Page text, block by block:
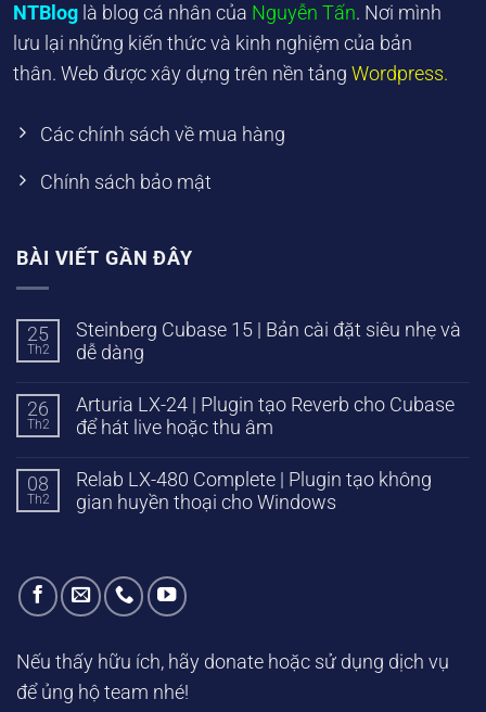
NTBlog là blog cá nhân của Nguyễn Tấn. Nơi mình
lưu lại những kiến thức và kinh nghiệm của bản
thân. Web được xây dựng trên nền tảng Wordpress.
Các chính sách về mua hàng
Chính sách bảo mật
BÀI VIẾT GẦN ĐÂY
25
Th2
Steinberg Cubase 15 | Bản cài đặt siêu nhẹ và
dễ dàng
26
Th2
Arturia LX-24 | Plugin tạo Reverb cho Cubase
để hát live hoặc thu âm
08
Th2
Relab LX-480 Complete | Plugin tạo không
gian huyền thoại cho Windows
Nếu thấy hữu ích, hãy donate hoặc sử dụng dịch vụ
để ủng hộ team nhé!